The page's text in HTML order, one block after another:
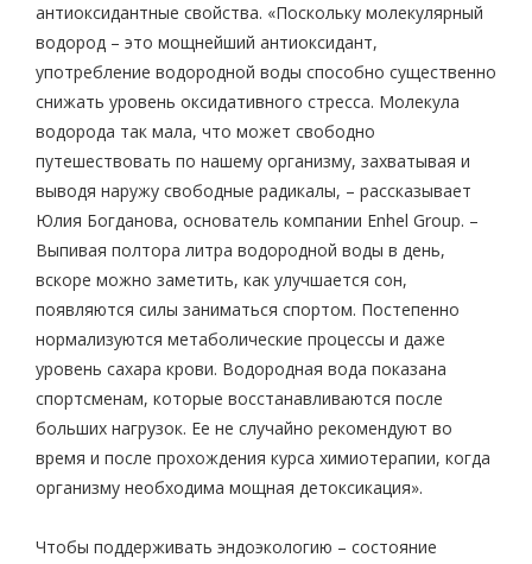
антиоксидантные свойства. «Поскольку молекулярный
водород – это мощнейший антиоксидант,
употребление водородной воды способно существенно
снижать уровень оксидативного стресса. Молекула
водорода так мала, что может свободно
путешествовать по нашему организму, захватывая и
выводя наружу свободные радикалы, – рассказывает
Юлия Богданова, основатель компании Enhel Group. –
Выпивая полтора литра водородной воды в день,
вскоре можно заметить, как улучшается сон,
появляются силы заниматься спортом. Постепенно
нормализуются метаболические процессы и даже
уровень сахара крови. Водородная вода показана
спортсменам, которые восстанавливаются после
больших нагрузок. Ее не случайно рекомендуют во
время и после прохождения курса химиотерапии, когда
организму необходима мощная детоксикация».
Чтобы поддерживать эндоэкологию – состояние